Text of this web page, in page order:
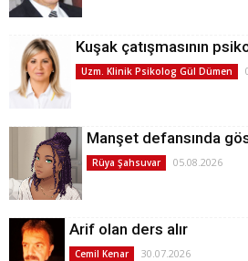
Kuşak çatışmasının
Uzm. Klinik Psikolog Gül Dümen
Manşet defansında
Rüya Şahsuvar 05.08.2026
Arif olan ders alır
Cemil Kenar 30.07.2026